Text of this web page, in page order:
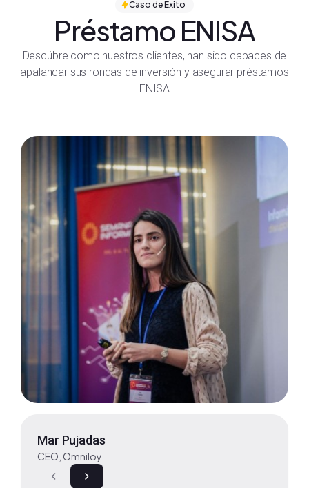
Caso de Éxito
Préstamo ENISA
Descúbre como nuestros clientes, han sido capaces de
apalancar sus rondas de inversión y asegurar préstamos
ENISA
Mar Pujadas
CEO, Omniloy